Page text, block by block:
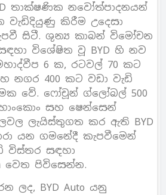
තාක්ෂණික නවෝත්පාදනයන්
වැඩිදියුණු කිරීම උදෙසා
සිටී. ශුන්‍ය කාබන් විමෝචන
විශේෂිත වූ BYD හි නව
6 ක, රටවල් 70 කට
නගර 400 කට වඩා වැඩි
වේ. ෆෝචූන් ග්ලෝබල් 500
සහ ෂෙන්සෙන්
ලැයිස්තුගත කර ඇති BYD
යන ගමනේදී කැපවීමෙන්
විස්තර සඳහා
වෙත පිවිසෙන්න.
ලද, BYD Auto යනු